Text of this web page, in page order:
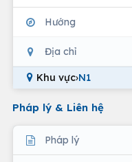
Hướng
Địa chỉ
Khu vực›N1
Pháp lý & Liên hệ
Pháp lý